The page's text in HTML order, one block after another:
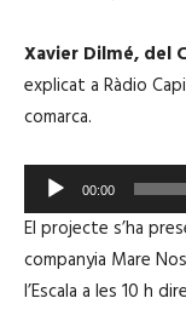
Xavier Dilmé, del
explicat a Ràdio
comarca.
e
p
r
o
00:00
El projecte s’ha
companyia Mare
l’Escala a les 10 h